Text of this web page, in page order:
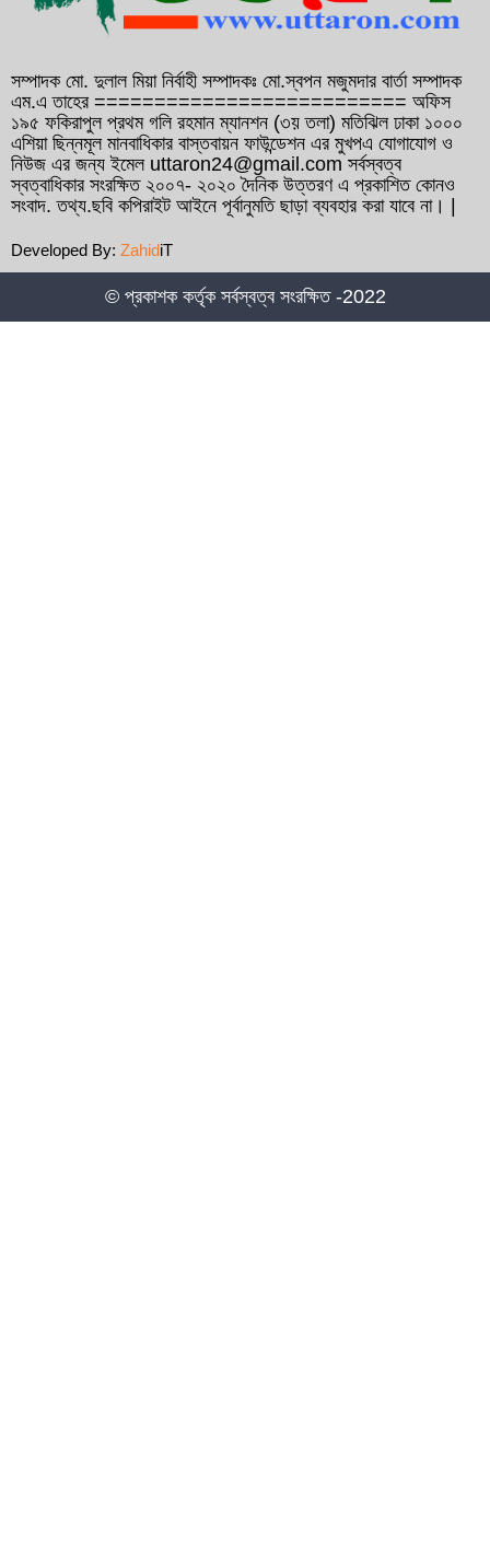
আউয়াল মিন্টুর গাড়ি বহরে হামলা, আহত ১০
কুমিল্লা সদর- ৬ আসনে হাজী আমিন উর রশিদ
ইয়াছিনকে মনোনয়ন দেওয়ার দাবিতে ফ্রান্সে সংবাদ
সম্মেলন
জন্য সচেতনতামূলক মোবাইল কনস্যুলার ক্যাম্পের
আয়োজন
সম্পাদক মো. দুলাল মিয়া নির্বাহী সম্পাদকঃ মো.স্বপন মজুমদার বার্তা সম্পাদক
এম.এ তাহের ========================== অফিস
১৯৫ ফকিরাপুল প্রথম গলি রহমান ম্যানশন (৩য় তলা) মতিঝিল ঢাকা ১০০০
এশিয়া ছিন্নমূল মানবাধিকার বাস্তবায়ন ফাউন্ডেশন এর মুখপএ যোগাযোগ ও
নিউজ এর জন্য ইমেল uttaron24@gmail.com সর্বস্বত্ব
স্বত্বাধিকার সংরক্ষিত ২০০৭- ২০২০ দৈনিক উত্তরণ এ প্রকাশিত কোনও
সংবাদ. তথ্য.ছবি কপিরাইট আইনে পূর্বানুমতি ছাড়া ব্যবহার করা যাবে না। |
Developed By: ZahidiT
© প্রকাশক কর্তৃক সর্বস্বত্ব সংরক্ষিত -2022